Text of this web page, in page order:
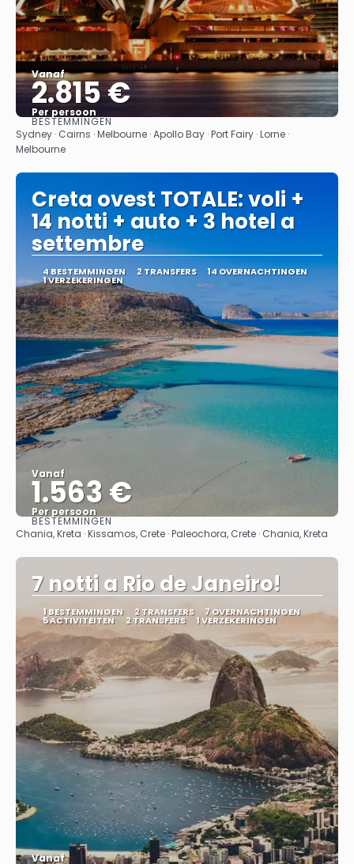
Vanaf
2.815 €
Per persoon
Bekijk
BESTEMMINGEN
Sydney · Cairns · Melbourne · Apollo Bay · Port Fairy · Lorne ·
Melbourne
Creta ovest TOTALE: voli +
14 notti + auto + 3 hotel a
settembre
4 BESTEMMINGEN 2 TRANSFERS 14 OVERNACHTINGEN
1 VERZEKERINGEN
Vanaf
1.563 €
Per persoon
Bekijk
BESTEMMINGEN
Chania, Kreta · Kissamos, Crete · Paleochora, Crete · Chania, Kreta
7 notti a Rio de Janeiro!
1 BESTEMMINGEN 2 TRANSFERS 7 OVERNACHTINGEN
5 ACTIVITEITEN 2 TRANSFERS 1 VERZEKERINGEN
Vanaf